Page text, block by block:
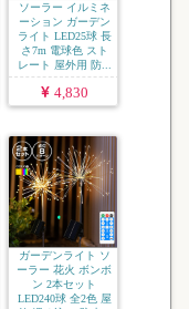
ソーラー イルミネ
ーション ガーデン
ライト LED25球 長
さ7m 電球色 スト
レート 屋外用 防...
4,830
ガーデンライト ソ
ーラー 花火 ボンボ
ン 2本セット
LED240球 全2色 屋